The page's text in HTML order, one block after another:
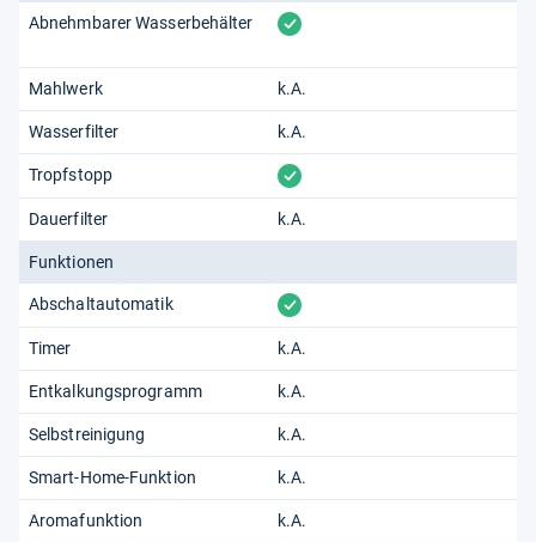
Abnehmbarer Wasserbehälter vorhanden
Mahlwerk k.A.
Wasserfilter k.A.
Tropfstopp vorhanden
Dauerfilter k.A.
Funktionen
Abschaltautomatik vorhanden
Timer k.A.
Entkalkungsprogramm k.A.
Selbstreinigung k.A.
Smart-Home-Funktion k.A.
Aromafunktion k.A.